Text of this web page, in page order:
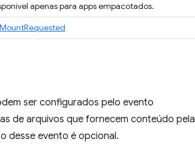
apenas para apps empacotados.
ser configurados pelo evento
de arquivos que fornecem conteúdo pela
desse evento é opcional.